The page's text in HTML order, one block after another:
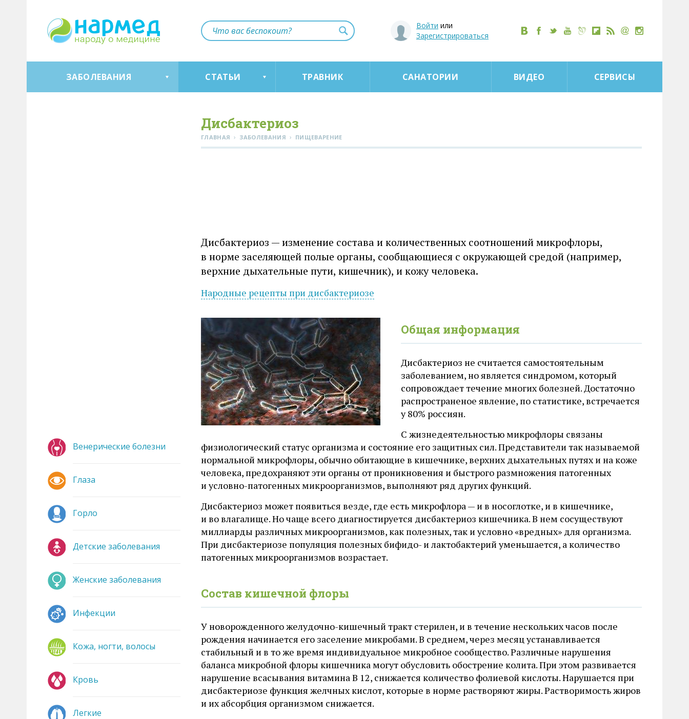
Войти или
Зарегистрироваться
ЗАБОЛЕВАНИЯ СТАТЬИ ТРАВНИК САНАТОРИИ ВИДЕО СЕРВИСЫ
Дисбактериоз
ГЛАВНАЯ › ЗАБОЛЕВАНИЯ › ПИЩЕВАРЕНИЕ
Дисбактериоз — изменение состава и количественных соотношений микрофлоры,
в норме заселяющей полые органы, сообщающиеся с окружающей средой (например,
верхние дыхательные пути, кишечник), и кожу человека.
Народные рецепты при дисбактериозе
Общая информация
Дисбактериоз не считается самостоятельным
заболеванием, но является синдромом, который
сопровождает течение многих болезней. Достаточно
распространеное явление, по статистике, встречается
у 80% россиян.
С жизнедеятельностью микрофлоры связаны
физиологический статус организма и состояние его защитных сил. Представители так называемой
нормальной микрофлоры, обычно обитающие в кишечнике, верхних дыхательных путях и на коже
человека, предохраняют эти органы от проникновения и быстрого размножения патогенных
и условно-патогенных микроорганизмов, выполняют ряд других функций.
Дисбактериоз может появиться везде, где есть микрофлора — и в носоглотке, и в кишечнике,
и во влагалище. Но чаще всего диагностируется дисбактериоз кишечника. В нем сосуществуют
миллиарды различных микроорганизмов, как полезных, так и условно «вредных» для организма.
При дисбактериозе популяция полезных бифидо- и лактобактерий уменьшается, а количество
патогенных микроорганизмов возрастает.
Состав кишечной флоры
У новорожденного желудочно-кишечный тракт стерилен, и в течение нескольких часов после
рождения начинается его заселение микробами. В среднем, через месяц устанавливается
стабильный и в то же время индивидуальное микробное сообщество. Различные нарушения
баланса микробной флоры кишечника могут обусловить обострение колита. При этом развивается
нарушение всасывания витамина В 12, снижается количество фолиевой кислоты. Нарушается при
дисбактериозе функция желчных кислот, которые в норме растворяют жиры. Растворимость жиров
и их абсорбция организмом снижается.
Венерические болезни
Глаза
Горло
Детские заболевания
Женские заболевания
Инфекции
Кожа, ногти, волосы
Кровь
Легкие